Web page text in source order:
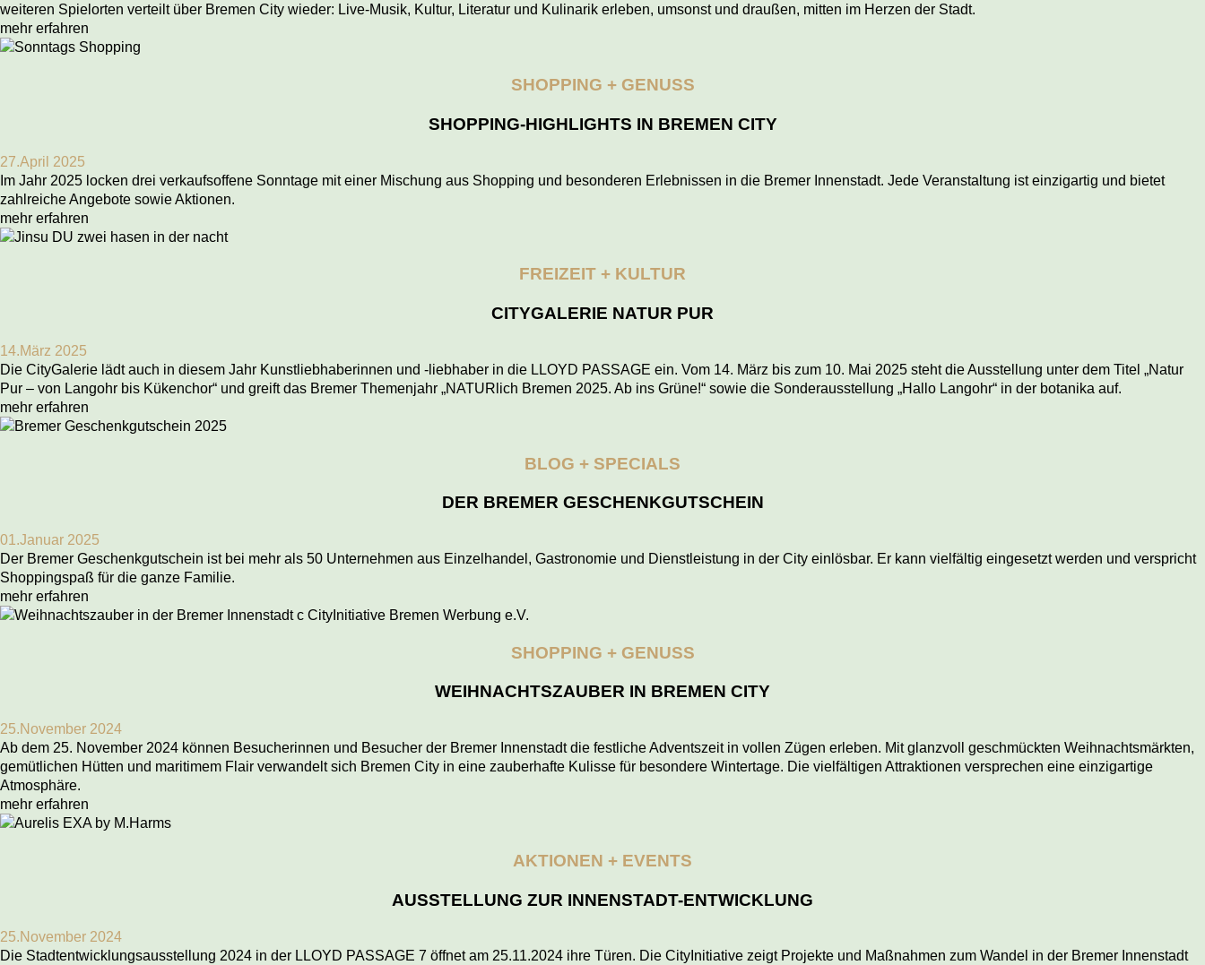
weiteren Spielorten verteilt über Bremen City wieder: Live-Musik, Kultur, Literatur und Kulinarik erleben, umsonst und draußen, mitten im Herzen der Stadt.
mehr erfahren
SHOPPING + GENUSS
SHOPPING-HIGHLIGHTS IN BREMEN CITY
27.April 2025
Im Jahr 2025 locken drei verkaufsoffene Sonntage mit einer Mischung aus Shopping und besonderen Erlebnissen in die Bremer Innenstadt. Jede Veranstaltung ist einzigartig und bietet
zahlreiche Angebote sowie Aktionen.
mehr erfahren
FREIZEIT + KULTUR
CITYGALERIE NATUR PUR
14.März 2025
Die CityGalerie lädt auch in diesem Jahr Kunstliebhaberinnen und -liebhaber in die LLOYD PASSAGE ein. Vom 14. März bis zum 10. Mai 2025 steht die Ausstellung unter dem Titel „Natur
Pur – von Langohr bis Kükenchor“ und greift das Bremer Themenjahr „NATURlich Bremen 2025. Ab ins Grüne!“ sowie die Sonderausstellung „Hallo Langohr“ in der botanika auf.
mehr erfahren
BLOG + SPECIALS
DER BREMER GESCHENKGUTSCHEIN
01.Januar 2025
Der Bremer Geschenkgutschein ist bei mehr als 50 Unternehmen aus Einzelhandel, Gastronomie und Dienstleistung in der City einlösbar. Er kann vielfältig eingesetzt werden und verspricht
Shoppingspaß für die ganze Familie.
mehr erfahren
SHOPPING + GENUSS
WEIHNACHTSZAUBER IN BREMEN CITY
25.November 2024
Ab dem 25. November 2024 können Besucherinnen und Besucher der Bremer Innenstadt die festliche Adventszeit in vollen Zügen erleben. Mit glanzvoll geschmückten Weihnachtsmärkten,
gemütlichen Hütten und maritimem Flair verwandelt sich Bremen City in eine zauberhafte Kulisse für besondere Wintertage. Die vielfältigen Attraktionen versprechen eine einzigartige
Atmosphäre.
mehr erfahren
AKTIONEN + EVENTS
AUSSTELLUNG ZUR INNENSTADT-ENTWICKLUNG
25.November 2024
Die Stadtentwicklungsausstellung 2024 in der LLOYD PASSAGE 7 öffnet am 25.11.2024 ihre Türen. Die CityInitiative zeigt Projekte und Maßnahmen zum Wandel in der Bremer Innenstadt